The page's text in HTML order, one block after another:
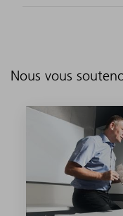
Nous vous